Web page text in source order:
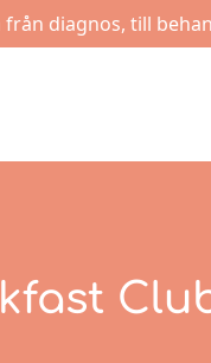
från diagnos, till